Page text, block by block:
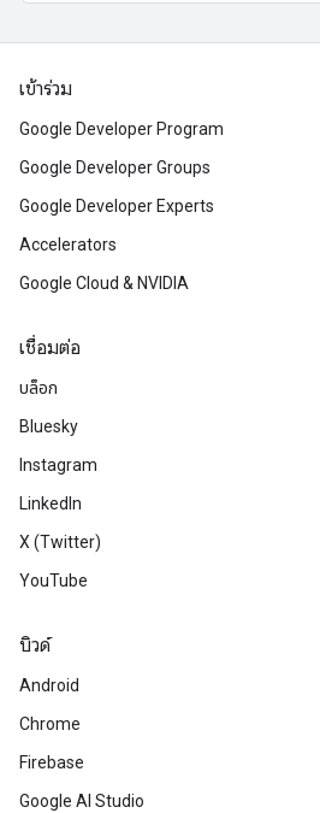
เข้าร่วม
Google Developer Program
Google Developer Groups
Google Developer Experts
Accelerators
Google Cloud & NVIDIA
เชื่อมต่อ
บล็อก
Bluesky
Instagram
LinkedIn
X (Twitter)
YouTube
บิวด์
Android
Chrome
Firebase
Google AI Studio